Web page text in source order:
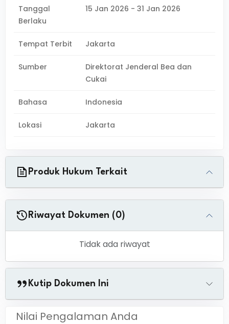
Tanggal
Berlaku
15 Jan 2026 - 31 Jan 2026
Tempat Terbit Jakarta
Sumber
Direktorat Jenderal Bea dan
Cukai
Bahasa Indonesia
Lokasi Jakarta
Produk Hukum Terkait
Riwayat Dokumen (0)
Tidak ada riwayat
Kutip Dokumen Ini
Nilai Pengalaman Anda